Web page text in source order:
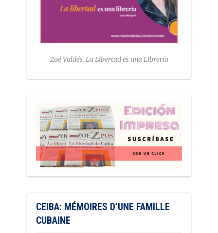
Zoé Valdés. La Libertad es una Librería
CEIBA: MÉMOIRES D’UNE FAMILLE
CUBAINE